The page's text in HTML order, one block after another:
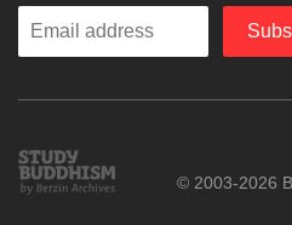
Enter
Study
Buddhism
© 2003-2026